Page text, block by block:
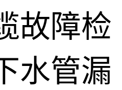
故障检
水管漏